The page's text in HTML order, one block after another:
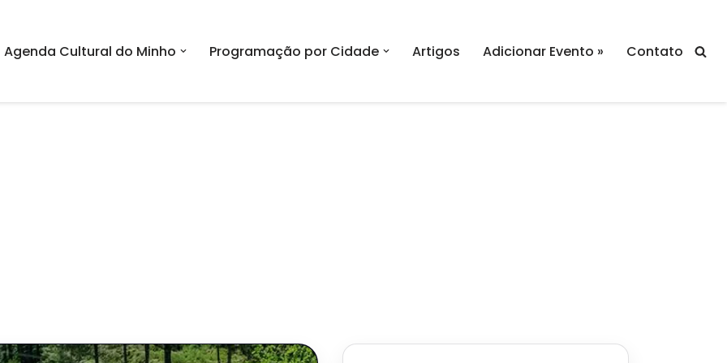
Agenda Cultural do Minho Programação por Cidade Artigos Adicionar Evento » Contato